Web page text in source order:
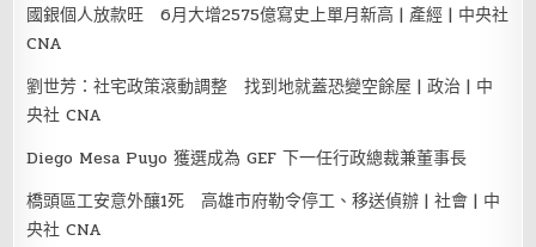
國銀個人放款旺 6月大增2575億寫史上單月新高 | 產經 | 中央社
CNA
劉世芳：社宅政策滾動調整 找到地就蓋恐變空餘屋 | 政治 | 中
央社 CNA
Diego Mesa Puyo 獲選成為 GEF 下一任行政總裁兼董事長
橋頭區工安意外釀1死 高雄市府勒令停工、移送偵辦 | 社會 | 中
央社 CNA